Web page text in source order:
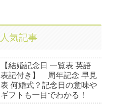
人気記事
【結婚記念日 一覧表 英語
表記付き】 周年記念 早見
表 何婚式？記念日の意味や
ギフトも一目でわかる！